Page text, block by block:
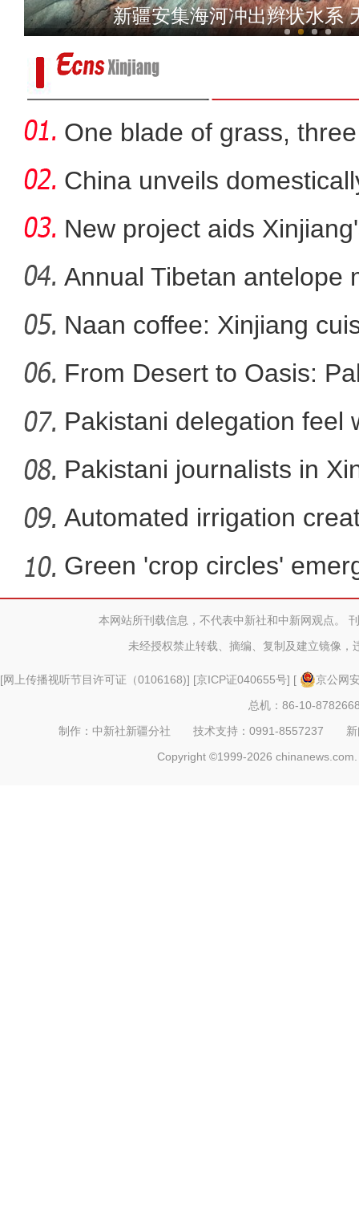
2026中国环塔国际拉力赛收车 外籍
突尼斯青年：新疆是一个可
太好听！新疆导游迪丽的真
新疆安集海河冲出辫状水系
One blade of grass,
China unveils
f
New project aids
Annual Tibetan antelope
Naan coffee: Xinjiang
From Desert to Oasis:
Pakistani delegation feel
developm
Pakistani journalists in
Automated irrigation
Green 'crop circles'
本网站所刊载信息，不代表中新社和中新网观点。
未经授权禁止转载、摘编、复制及建立镜像，
[网上传播视听节目许可证（0106168)] [京ICP证040655号] [
京公网
总机：86-10-
制作：中新社新疆分社 技术支持：0991-8557237
Copyright ©1999-2026